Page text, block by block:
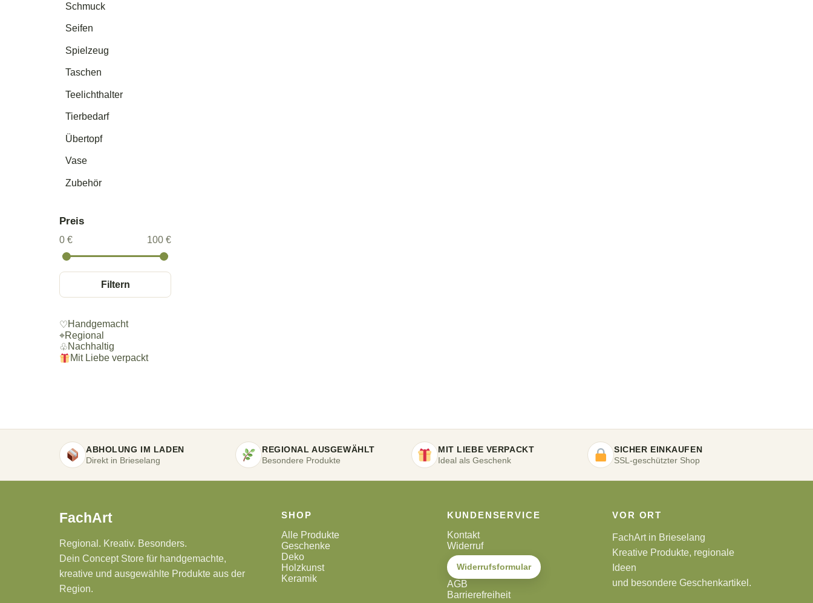
Schmuck
Seifen
Spielzeug
Taschen
Teelichthalter
Tierbedarf
Übertopf
Vase
Zubehör
Preis
0 € 100 €
Filtern
♡Handgemacht
⌖Regional
♧Nachhaltig
Mit Liebe verpackt
ABHOLUNG IM LADEN
Direkt in Brieselang
REGIONAL AUSGEWÄHLT
Besondere Produkte
MIT LIEBE VERPACKT
Ideal als Geschenk
SICHER EINKAUFEN
SSL-geschützter Shop
FachArt
Regional. Kreativ. Besonders.
Dein Concept Store für handgemachte,
kreative und ausgewählte Produkte aus der
Region.
SHOP
Alle Produkte
Geschenke
Deko
Holzkunst
Keramik
KUNDENSERVICE
Kontakt
Widerruf
Widerrufsformular
AGB
Barrierefreiheit
VOR ORT
FachArt in Brieselang
Kreative Produkte, regionale
Ideen
und besondere Geschenkartikel.